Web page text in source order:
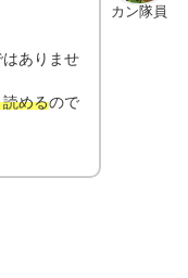
カン隊員
ありませ
読めるので